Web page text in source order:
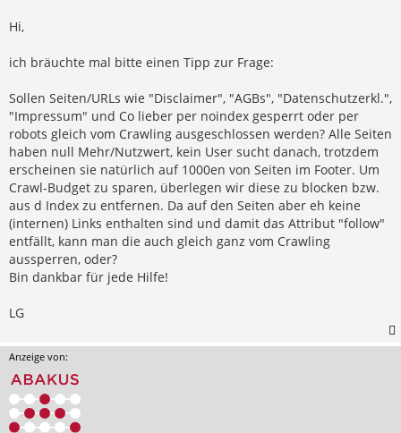
r
a
Hi,
ich bräuchte mal bitte einen Tipp zur Frage:
Sollen Seiten/URLs wie "Disclaimer", "AGBs", "Datenschutzerkl.",
"Impressum" und Co lieber per noindex gesperrt oder per
robots gleich vom Crawling ausgeschlossen werden? Alle Seiten
haben null Mehr/Nutzwert, kein User sucht danach, trotzdem
erscheinen sie natürlich auf 1000en von Seiten im Footer. Um
Crawl-Budget zu sparen, überlegen wir diese zu blocken bzw.
aus d Index zu entfernen. Da auf den Seiten aber eh keine
(internen) Links enthalten sind und damit das Attribut "follow"
entfällt, kann man die auch gleich ganz vom Crawling
aussperren, oder?
Bin dankbar für jede Hilfe!
LG
Anzeige von: